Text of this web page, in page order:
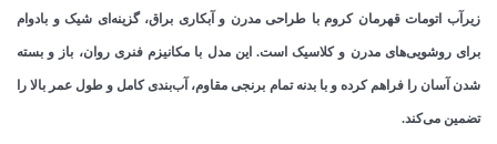
زیرآب اتومات قهرمان کروم با طراحی مدرن و آبکاری براق، گزینه‌ای شیک و بادوام
برای روشویی‌های مدرن و کلاسیک است. این مدل با مکانیزم فنری روان، باز و بسته
شدن آسان را فراهم کرده و با بدنه تمام برنجی مقاوم، آب‌بندی کامل و طول عمر بالا را
تضمین می‌کند.